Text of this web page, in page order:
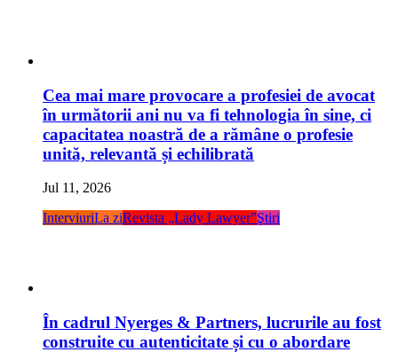
Cea mai mare provocare a profesiei de avocat
în următorii ani nu va fi tehnologia în sine, ci
capacitatea noastră de a rămâne o profesie
unită, relevantă și echilibrată
Jul 11, 2026
InterviuriLa ziRevista „Lady Lawyer”Ştiri
În cadrul Nyerges & Partners, lucrurile au fost
construite cu autenticitate și cu o abordare